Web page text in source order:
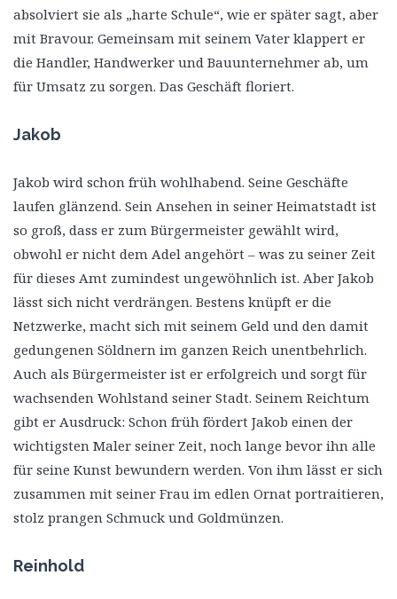
absolviert sie als „harte Schule“, wie er später sagt, aber
mit Bravour. Gemeinsam mit seinem Vater klappert er
die Handler, Handwerker und Bauunternehmer ab, um
für Umsatz zu sorgen. Das Geschäft floriert.
Jakob
Jakob wird schon früh wohlhabend. Seine Geschäfte
laufen glänzend. Sein Ansehen in seiner Heimatstadt ist
so groß, dass er zum Bürgermeister gewählt wird,
obwohl er nicht dem Adel angehört – was zu seiner Zeit
für dieses Amt zumindest ungewöhnlich ist. Aber Jakob
lässt sich nicht verdrängen. Bestens knüpft er die
Netzwerke, macht sich mit seinem Geld und den damit
gedungenen Söldnern im ganzen Reich unentbehrlich.
Auch als Bürgermeister ist er erfolgreich und sorgt für
wachsenden Wohlstand seiner Stadt. Seinem Reichtum
gibt er Ausdruck: Schon früh fördert Jakob einen der
wichtigsten Maler seiner Zeit, noch lange bevor ihn alle
für seine Kunst bewundern werden. Von ihm lässt er sich
zusammen mit seiner Frau im edlen Ornat portraitieren,
stolz prangen Schmuck und Goldmünzen.
Reinhold